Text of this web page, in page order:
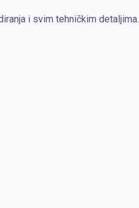
i svim tehničkim detaljima.